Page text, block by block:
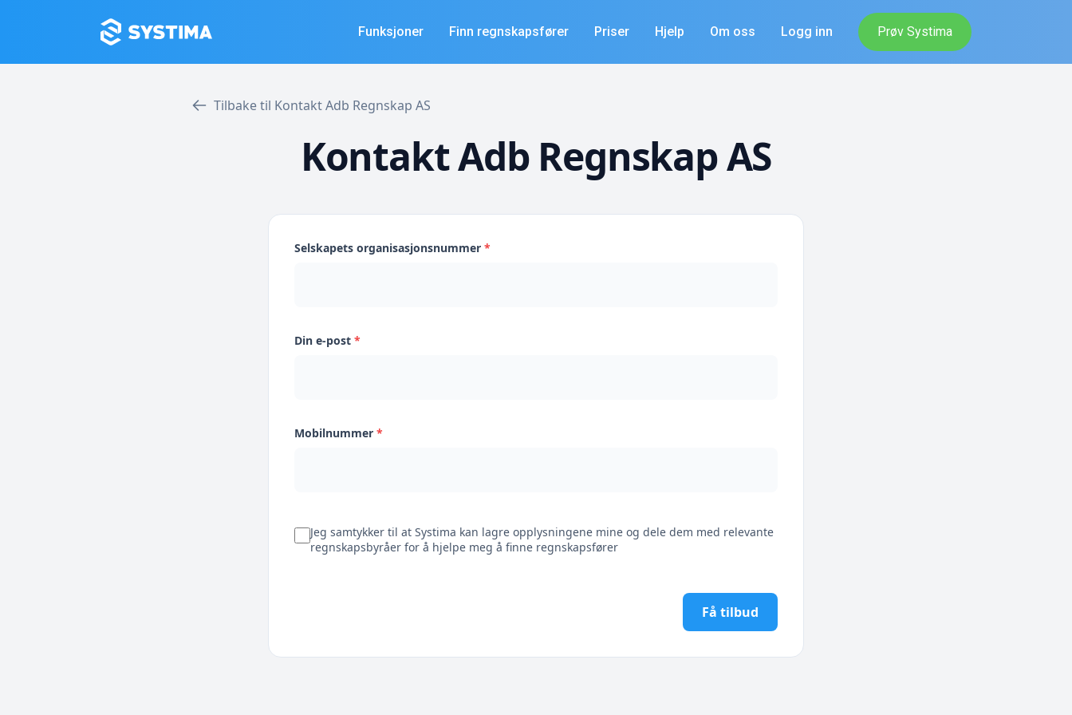
Funksjoner Finn regnskapsfører Priser Hjelp Om oss Logg inn Prøv Systima
Tilbake til Kontakt Adb Regnskap AS
Kontakt Adb Regnskap AS
Selskapets organisasjonsnummer *
Din e-post *
Mobilnummer *
Jeg samtykker til at Systima kan lagre opplysningene mine og dele dem med relevante
regnskapsbyråer for å hjelpe meg å finne regnskapsfører
Få tilbud